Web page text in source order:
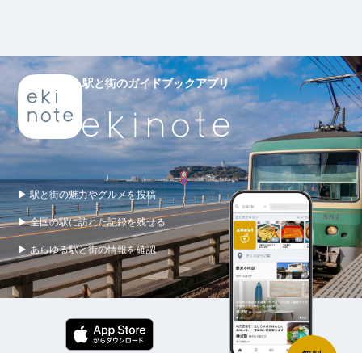
駅と街のガイドブックアプリ
▶ 駅と街の魅力やグルメを投稿
▶ 全国の駅に訪れた記録を残せる
▶ あらゆる駅と街の情報を確認